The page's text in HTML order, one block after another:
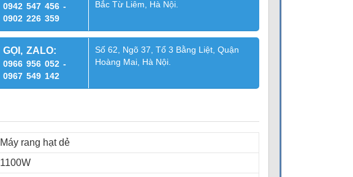
0942 547 456 -
0902 226 359
Bắc Từ Liêm, Hà Nội.
GỌI, ZALO:
0966 956 052 -
0967 549 142
Số 62, Ngõ 37, Tổ 3 Bằng Liệt, Quận
Hoàng Mai, Hà Nội.
Máy rang hạt dẻ
1100W